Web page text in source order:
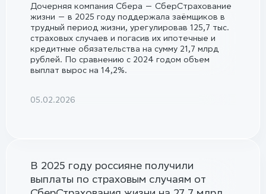
Дочерняя компания Сбера — СберСтрахование
жизни — в 2025 году поддержала заёмщиков в
трудный период жизни, урегулировав 125,7 тыс.
страховых случаев и погасив их ипотечные и
кредитные обязательства на сумму 21,7 млрд
рублей. По сравнению с 2024 годом объем
выплат вырос на 14,2%.
05.02.2026
В 2025 году россияне получили
выплаты по страховым случаям от